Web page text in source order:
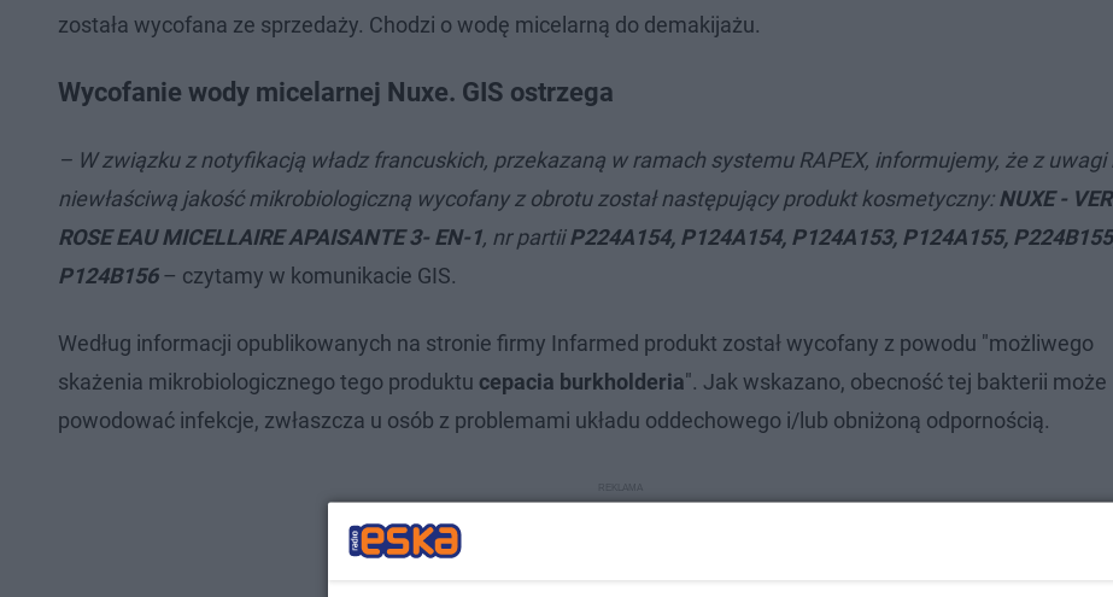
została wycofana ze sprzedaży. Chodzi o wodę micelarną do demakijażu.
Wycofanie wody micelarnej Nuxe. GIS ostrzega
– W związku z notyfikacją władz francuskich, przekazaną w ramach systemu RAPEX, informujemy, że z uwagi
niewłaściwą jakość mikrobiologiczną wycofany z obrotu został następujący produkt kosmetyczny:NUXE -
ROSE EAU MICELLAIRE APAISANTE 3- EN-1, nr partiiP224A154, P124A154, P124A153, P124A155,
P124B156– czytamy w komunikacie GIS.
Według informacji opublikowanych na stronie firmy Infarmed produkt został wycofany z powodu "możliwego
skażenia mikrobiologicznego tego produktu cepacia burkholderia". Jak wskazano, obecność tej bakterii może
powodować infekcje, zwłaszcza u osób z problemami układu oddechowego i/lub obniżoną odpornością.